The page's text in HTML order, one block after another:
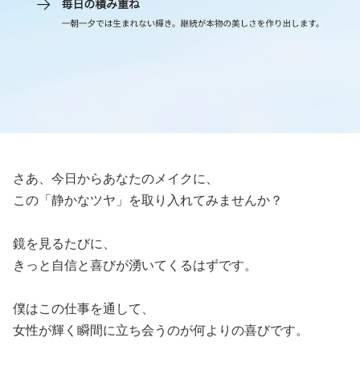
さあ、今日からあなたのメイクに、
この「静かなツヤ」を取り入れてみませんか？
鏡を見るたびに、
きっと自信と喜びが湧いてくるはずです。
僕はこの仕事を通して、
女性が輝く瞬間に立ち会うのが何よりの喜びです。